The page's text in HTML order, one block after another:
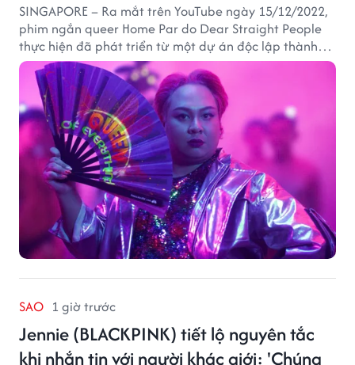
SINGAPORE – Ra mắt trên YouTube ngày 15/12/2022,
phim ngắn queer Home Par do Dear Straight People
thực hiện đã phát triển từ một dự án độc lập thành
tác phẩm tiếp cận khán giả quốc tế thông qua nền
tảng LGBTQ+ GagaOOLala. FabulousMe tham gia với
vai trò nhà tài trợ chính thức, trong khi nhà sáng lập
Lan Vu đảm nhiệm vị trí executive producer.
SAO 1 giờ trước
Jennie (BLACKPINK) tiết lộ nguyên tắc
khi nhắn tin với người khác giới: 'Chúng